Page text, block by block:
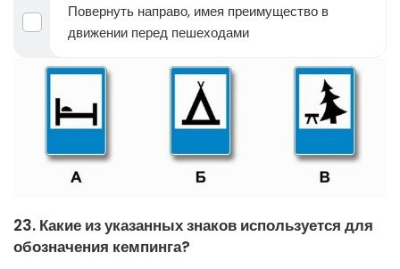
Повернуть направо, имея преимущество в
движении перед пешеходами
23. Какие из указанных знаков используется для
обозначения кемпинга?